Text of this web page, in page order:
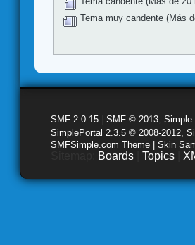
Tema muy candente (Más
SMF 2.0.15 SMF © 2013 Simple
SimplePortal 2.3.5 © 2008-2012,
SMFSimple.com Theme | Skin
Boards Topics